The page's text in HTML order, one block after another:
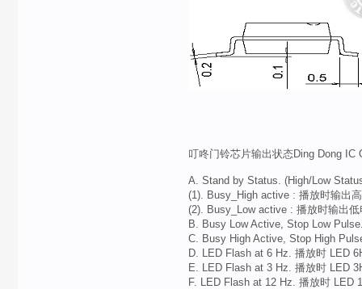
叮咚门铃芯片输出状态Ding Dong IC
A. Stand by Status. (High/Low
(1). Busy_High active : 播放时输出
(2). Busy_Low active : 播放时输出
B. Busy Low Active, Stop Low
C. Busy High Active, Stop High
D. LED Flash at 6 Hz. 播放时 LED
E. LED Flash at 3 Hz. 播放时 LED
F. LED Flash at 12 Hz. 播放时 LED